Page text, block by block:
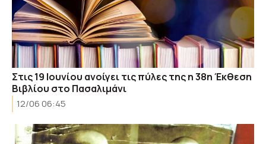
Στις 19 Ιουνίου ανοίγει τις πύλες της η 38η Έκθεση
Βιβλίου στο Πασαλιμάνι
12/06 06:45